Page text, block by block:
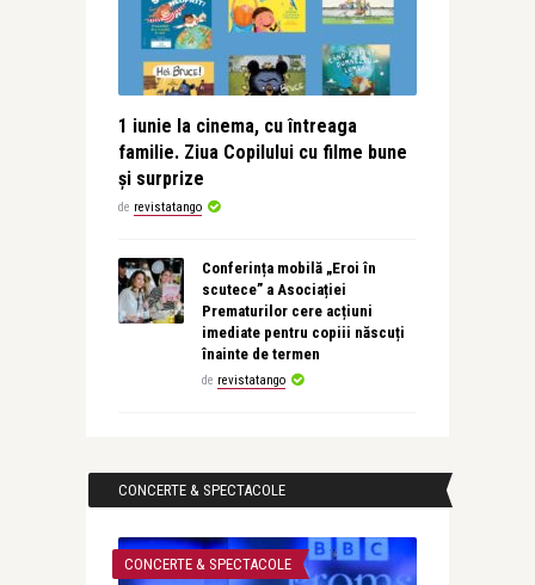
1 iunie la cinema, cu întreaga
familie. Ziua Copilului cu filme bune
și surprize
de revistatango
Conferința mobilă „Eroi în
scutece” a Asociației
Prematurilor cere acțiuni
imediate pentru copiii născuți
înainte de termen
de revistatango
CONCERTE & SPECTACOLE
CONCERTE & SPECTACOLE